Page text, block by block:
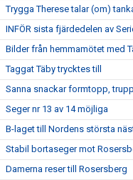
Trygga Therese talar (om)
INFÖR sista fjärdedelen av
Bilder från hemmamötet med
Taggat Täby trycktes till
Sanna snackar formtopp,
Seger nr 13 av 14 möjliga
B-laget till Nordens största
Stabil bortaseger mot
Damerna reser till Rosersberg